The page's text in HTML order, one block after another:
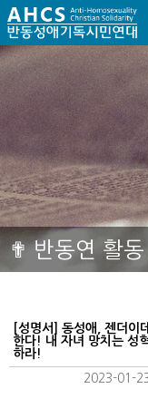
✟ 반동연 활동
[성명서] 동성애, 젠더이
한다! 내 자녀 망치는 성
하라!
2023-01-